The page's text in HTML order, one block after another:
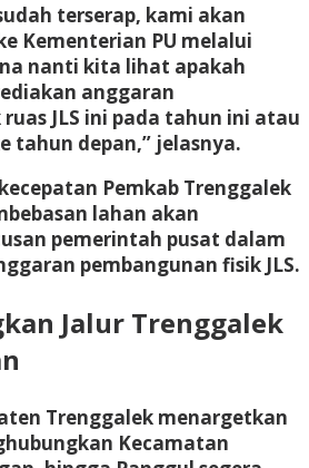
terserap, kami akan
Kementerian PU melalui
nanti kita lihat apakah
anggaran
JLS ini pada tahun ini atau
tahun depan,” jelasnya.
Pemkab Trenggalek
lahan akan
pemerintah pusat dalam
pembangunan fisik JLS.
Jalur Trenggalek
Trenggalek menargetkan
Kecamatan